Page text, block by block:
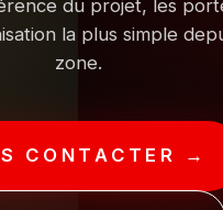
du projet, les
la plus simple
zone.
CONTACTER →